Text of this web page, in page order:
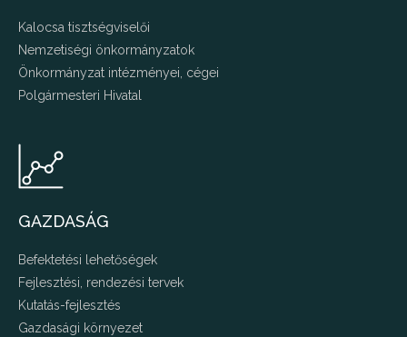
Kalocsa tisztségviselői
Nemzetiségi önkormányzatok
Önkormányzat intézményei, cégei
Polgármesteri Hivatal
GAZDASÁG
Befektetési lehetőségek
Fejlesztési, rendezési tervek
Kutatás-fejlesztés
Gazdasági környezet